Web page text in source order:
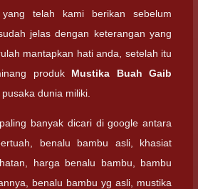
telah kami berikan sebelum
jelas dengan keterangan yang
mantapkan hati anda, setelah itu
produk Mustika Buah Gaib
dunia miliki.
banyak dicari di google antara
benalu bambu asli, khasiat
harga benalu bambu, bambu
benalu bambu yg asli, mustika